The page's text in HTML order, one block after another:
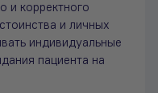
и корректного
и личных
индивидуальные
пациента на